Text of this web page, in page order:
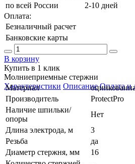
по всей России
2-10 дней
Оплата:
Безналичный расчет
Банковские карты
В корзину
Купить в 1 клик
Молниеприемные стержни
Характеристики Описание Оплата и
Материал
Производитель
ProtectPro
Наличие шпильки/
опоры
Нет
Длина электрода, м
3
Резьба
да
Диаметр стержня, мм
16